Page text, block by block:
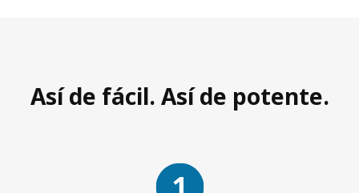
Así de fácil. Así de potente.